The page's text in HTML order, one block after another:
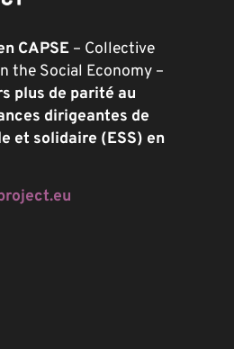
CAPSE – Collective
the Social Economy –
plus de parité au
dirigeantes de
et solidaire (ESS) en